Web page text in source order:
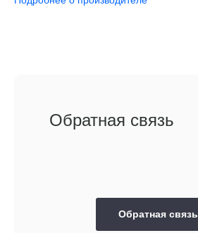
Обратная связь
Обратная связь